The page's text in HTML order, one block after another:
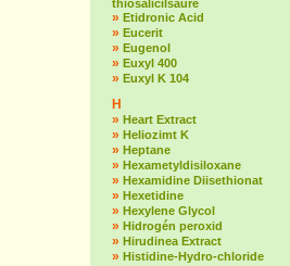
thiosalicilsaure
» Etidronic Acid
» Eucerit
» Eugenol
» Euxyl 400
» Euxyl K 104
H
» Heart Extract
» Heliozimt K
» Heptane
» Hexametyldisiloxane
» Hexamidine Diisethionat
» Hexetidine
» Hexylene Glycol
» Hidrogén peroxid
» Hirudinea Extract
» Histidine-Hydro-chloride